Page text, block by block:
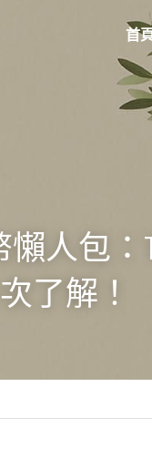
首
人包：
了解！